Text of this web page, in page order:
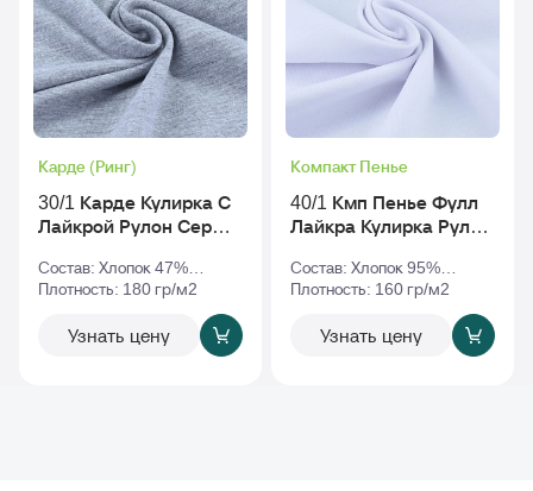
Карде (Ринг)
30/1 Карде Кулирка С
Лайкрой Рулон Серый-
Состав: Хлопок 47%
Полиэстер 47% Эластан
Плотность: 180 гр/м2
Узнать цену
Компакт Пенье
40/1 Кмп Пенье Фулл
Лайкра Кулирка Рулон
Состав: Хлопок 95%
Эластан 5%
Плотность: 160 гр/м2
Узнать цену